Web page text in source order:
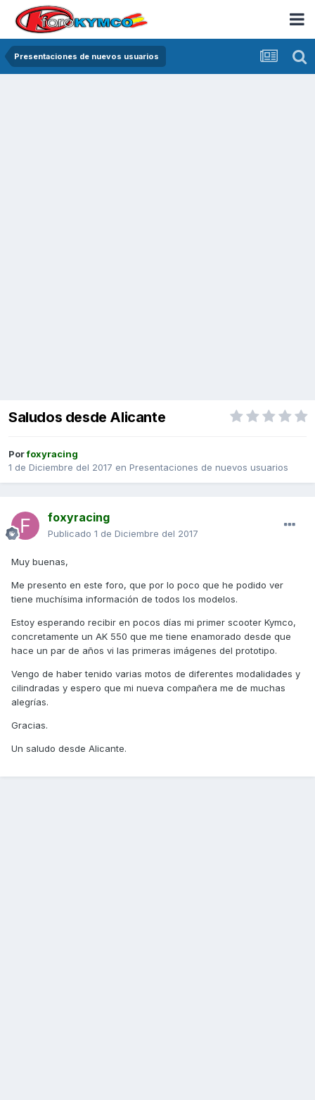
Presentaciones de nuevos usuarios
Saludos desde Alicante
Porfoxyracing
1 de Diciembre del 2017 en Presentaciones de nuevos usuarios
foxyracing
Publicado 1 de Diciembre del 2017
Muy buenas,
Me presento en este foro, que por lo poco que he podido ver
tiene muchísima información de todos los modelos.
Estoy esperando recibir en pocos días mi primer scooter Kymco,
concretamente un AK 550 que me tiene enamorado desde que
hace un par de años vi las primeras imágenes del prototipo.
Vengo de haber tenido varias motos de diferentes modalidades y
cilindradas y espero que mi nueva compañera me de muchas
alegrías.
Gracias.
Un saludo desde Alicante.